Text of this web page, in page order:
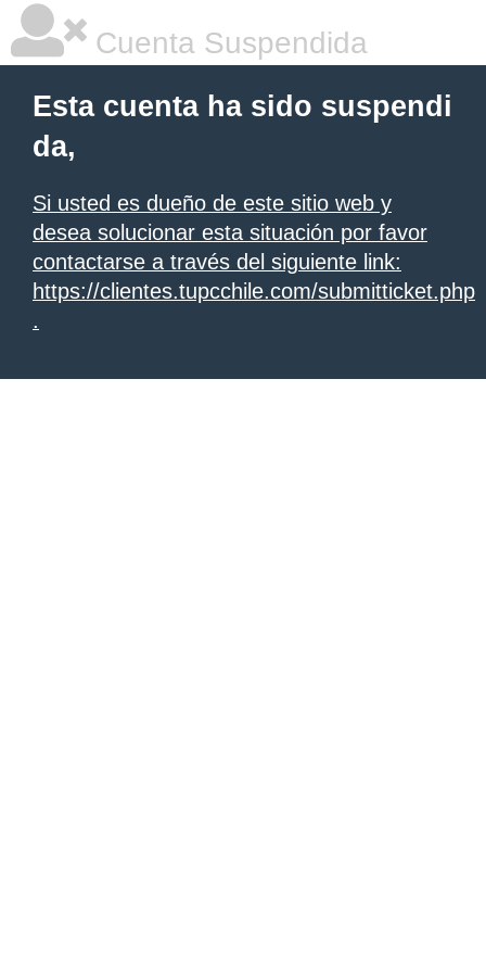
Cuenta Suspendida
Esta cuenta ha sido suspendi
da,
Si usted es dueño de este sitio web y
desea solucionar esta situación por favor
contactarse a través del siguiente link:
https://clientes.tupcchile.com/submitticket.php
.